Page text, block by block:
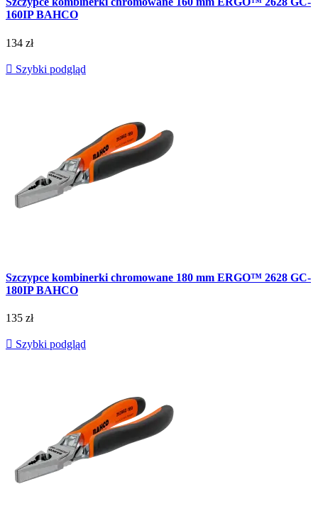
160IP BAHCO
134 zł
 Szybki podgląd
Szczypce kombinerki chromowane 180 mm ERGO™ 2628 GC-
180IP BAHCO
135 zł
 Szybki podgląd